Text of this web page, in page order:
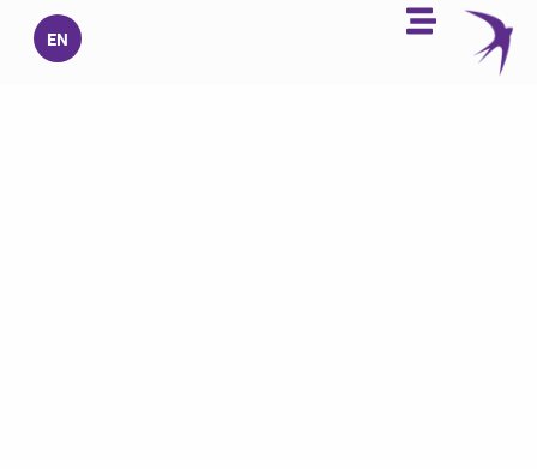
تخطي
المحتوى
EN